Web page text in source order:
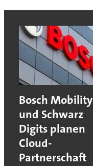
Bosch Mobility
und Schwarz
Digits planen
Cloud-
Partnerschaft